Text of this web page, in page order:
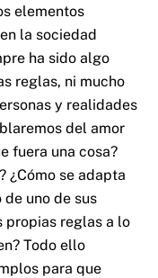
elementos
la sociedad
ha sido algo
reglas, ni mucho
y realidades
del amor
fuera una cosa?
¿Cómo se adapta
uno de sus
propias reglas a lo
Todo ello
para que